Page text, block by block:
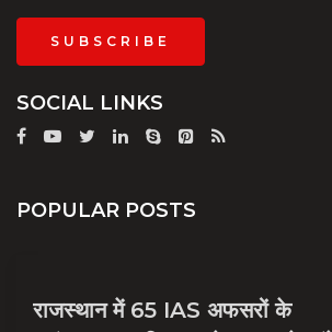
SUBSCRIBE
SOCIAL LINKS
POPULAR POSTS
राजस्थान में 65 IAS अफसरों के